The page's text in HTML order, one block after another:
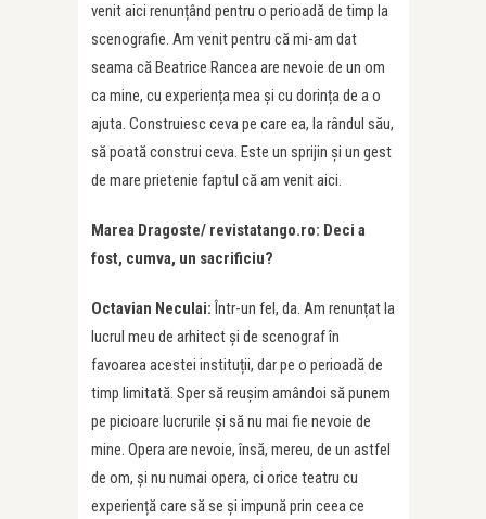
venit aici renunțând pentru o perioadă de timp la
scenografie. Am venit pentru că mi-am dat
seama că Beatrice Rancea are nevoie de un om
ca mine, cu experiența mea și cu dorința de a o
ajuta. Construiesc ceva pe care ea, la rândul său,
să poată construi ceva. Este un sprijin și un gest
de mare prietenie faptul că am venit aici.
Marea Dragoste/ revistatango.ro: Deci a
fost, cumva, un sacrificiu?
Octavian Neculai:Într-un fel, da. Am renunțat la
lucrul meu de arhitect și de scenograf în
favoarea acestei instituții, dar pe o perioadă de
timp limitată. Sper să reușim amândoi să punem
pe picioare lucrurile și să nu mai fie nevoie de
mine. Opera are nevoie, însă, mereu, de un astfel
de om, și nu numai opera, ci orice teatru cu
experiență care să se și impună prin ceea ce